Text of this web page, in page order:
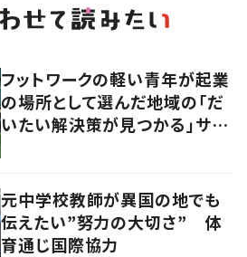
フットワークの軽い青年が起業
の場所として選んだ地域の「だ
いたい解決策が見つかる」サイ
元中学校教師が異国の地でも
伝えたい”努力の大切さ” 体
育通じ国際協力